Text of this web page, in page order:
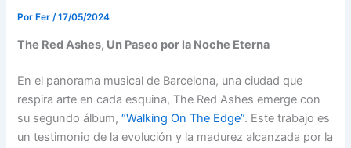
PorFer/17/05/2024
The Red Ashes, Un Paseo por la Noche Eterna
En el panorama musical de Barcelona, una ciudad que
respira arte en cada esquina, The Red Ashes emerge con
su segundo álbum,“Walking On The Edge”. Este trabajo es
un testimonio de la evolución y la madurez alcanzada por la